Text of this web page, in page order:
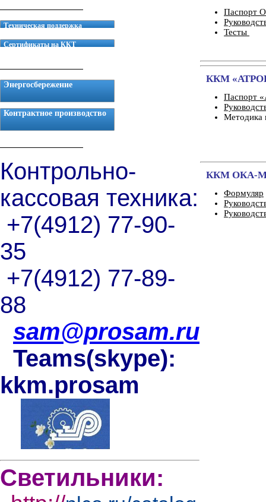
Техническая поддержка
Сертификаты на ККТ
Энергосбережение
Контрактное производство
Контрольно-
кассовая техника:
+7(4912) 77-90-
35
+7(4912) 77-89-
88
sam@prosam.ru
Teams(skype):
kkm.prosam
Светильники:
Паспорт
Тесты
ККМ
Паспорт
Методика
ККМ ОКА-
Формуляр